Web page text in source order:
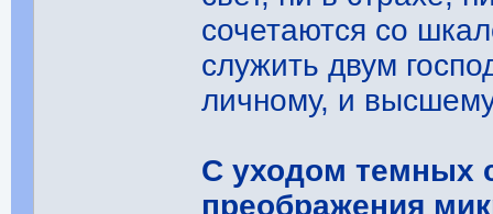
сочетаются со
служить двум
личному, и
С уходом темных
преображения